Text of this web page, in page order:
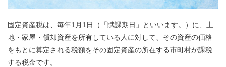
固定資産税は、毎年1月1日（「賦課期日」といいます。）に、土
地・家屋・償却資産を所有している人に対して、その資産の価格
をもとに算定される税額をその固定資産の所在する市町村が課税
する税金です。